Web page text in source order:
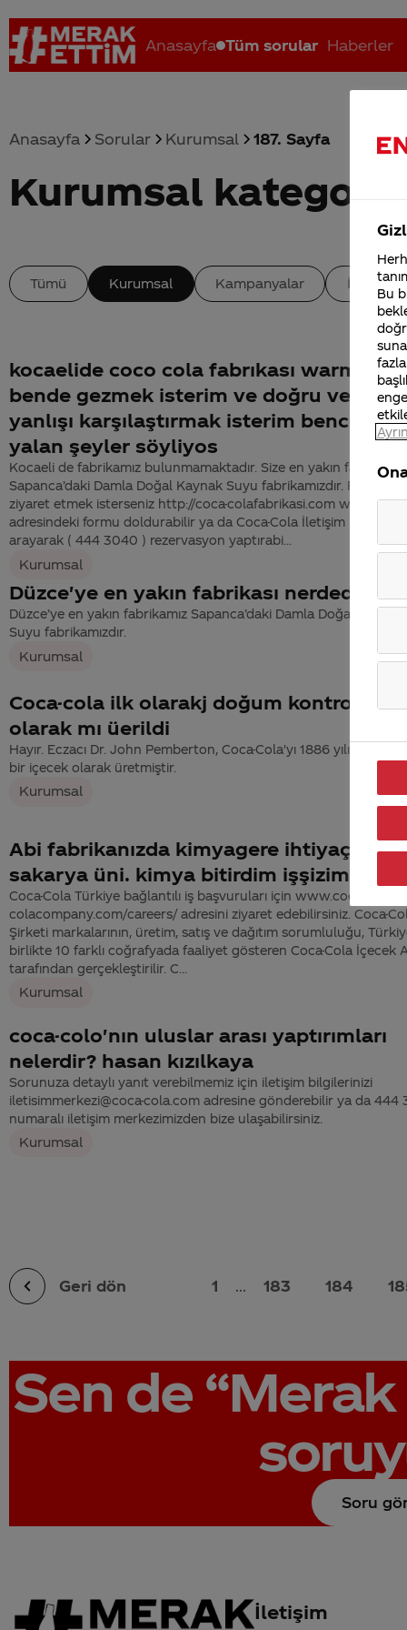
Anasayfa Tüm sorular Haberler
Coca-Cola nerenin malı? Coca cola İsrail malı mı Yani ...
Anasayfa Sorular Kurumsal 187. Sayfa
Kurumsal
Tümü Kurumsal Kampanyalar İçerik
kocaelide coco cola fabrıkası warmı
bende gezmek isterim ve doğru veya
yanlışı karşılaştırmak isterim bence sdiz
yalan şeyler söyliyos
Kocaeli de fabrikamız bulunmamaktadır. Size en yakın fabrikamız
Sapanca’daki Damla Doğal Kaynak Suyu fabrikamızdır.
ziyaret etmek isterseniz http://coca-colafabrikasi.com web
adresindeki formu doldurabilir ya da Coca-Cola İletişim Merkezi’ni
arayarak ( 444 3040 ) rezervasyon yaptırabi...
Kurumsal
Düzce'ye en yakın fabrikası nerdedir
Düzce’ye en yakın fabrikamız Sapanca’daki Damla Doğal Kaynak
Suyu fabrikamızdır.
Kurumsal
Coca-cola ilk olarakj doğum kontrol İlacı
olarak mı üerildi
Hayır. Eczacı Dr. John Pemberton, Coca-Cola'yı 1886 yılında
bir içecek olarak üretmiştir.
Kurumsal
Abi fabrikanızda kimyagere ihtiyaç
sakarya üni. kimya bitirdim işşizim
Coca-Cola Türkiye bağlantılı iş başvuruları için www.coca-
colacompany.com/careers/ adresini ziyaret edebilirsiniz. Coca-
Şirketi markalarının, üretim, satış ve dağıtım sorumluluğu,
birlikte 10 farklı coğrafyada faaliyet gösteren Coca-Cola İçecek
tarafından gerçekleştirilir. C...
Kurumsal
coca-colo'nın uluslar arası yaptırımları
nelerdir? hasan kızılkaya
Sorunuza detaylı yanıt verebilmemiz için iletişim bilgilerinizi
iletisimmerkezi@coca-cola.com adresine gönderebilir ya da 444
numaralı iletişim merkezimizden bize ulaşabilirsiniz.
Kurumsal
Geri dön 1 ... 183 184
Sen de
Soru
İletişim
Bu